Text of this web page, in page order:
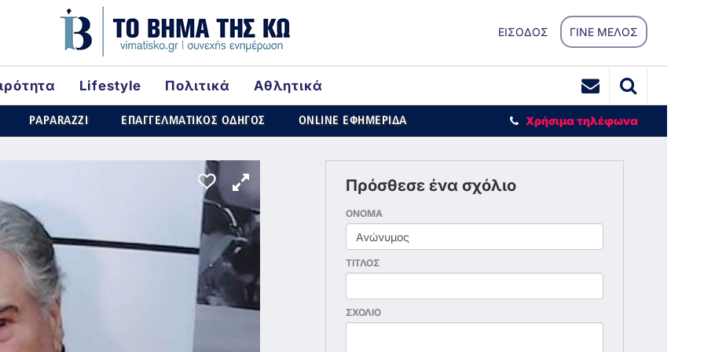
ΕΙΣΟΔΟΣ ΓΙΝΕ ΜΕΛΟΣ
Lifestyle Πολιτικά
Αθλητικά
PAPARAZZI ΕΠΑΓΓΕΛΜΑΤΙΚΟΣ ΟΔΗΓΟΣ ONLINE ΕΦΗΜΕΡΙΔΑ Χρήσιμα τηλέφωνα
Πρόσθεσε ένα σχόλιο
ΟΝΟΜΑ
ΤΙΤΛΟΣ
ΣΧΟΛΙΟ